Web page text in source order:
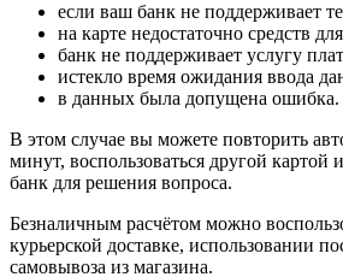
если ваш банк не поддерживает
на карте недостаточно средств
банк не поддерживает услугу
истекло время ожидания ввода
в данных была допущена ошибка.
В этом случае вы можете повторить
минут, воспользоваться другой картой
банк для решения вопроса.
Безналичным расчётом можно
курьерской доставке, использовании
самовывоза из магазина.